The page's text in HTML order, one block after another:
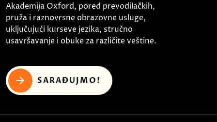
Akademija Oxford, pored prevodilačkih,
pruža i raznovrsne obrazovne usluge,
uključujući kurseve jezika, stručno
usavršavanje i obuke za različite veštine.
SARAĐUJMO!